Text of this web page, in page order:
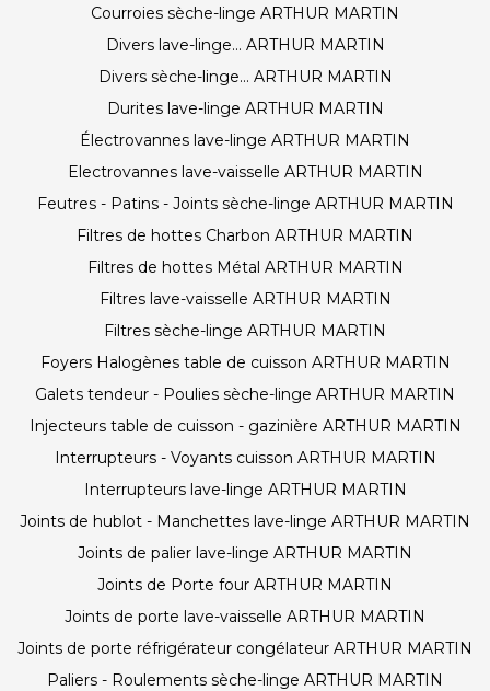
Courroies sèche-linge ARTHUR MARTIN
Divers lave-linge... ARTHUR MARTIN
Divers sèche-linge... ARTHUR MARTIN
Durites lave-linge ARTHUR MARTIN
Électrovannes lave-linge ARTHUR MARTIN
Electrovannes lave-vaisselle ARTHUR MARTIN
Feutres - Patins - Joints sèche-linge ARTHUR MARTIN
Filtres de hottes Charbon ARTHUR MARTIN
Filtres de hottes Métal ARTHUR MARTIN
Filtres lave-vaisselle ARTHUR MARTIN
Filtres sèche-linge ARTHUR MARTIN
Foyers Halogènes table de cuisson ARTHUR MARTIN
Galets tendeur - Poulies sèche-linge ARTHUR MARTIN
Injecteurs table de cuisson - gazinière ARTHUR MARTIN
Interrupteurs - Voyants cuisson ARTHUR MARTIN
Interrupteurs lave-linge ARTHUR MARTIN
Joints de hublot - Manchettes lave-linge ARTHUR MARTIN
Joints de palier lave-linge ARTHUR MARTIN
Joints de Porte four ARTHUR MARTIN
Joints de porte lave-vaisselle ARTHUR MARTIN
Joints de porte réfrigérateur congélateur ARTHUR MARTIN
Paliers - Roulements sèche-linge ARTHUR MARTIN